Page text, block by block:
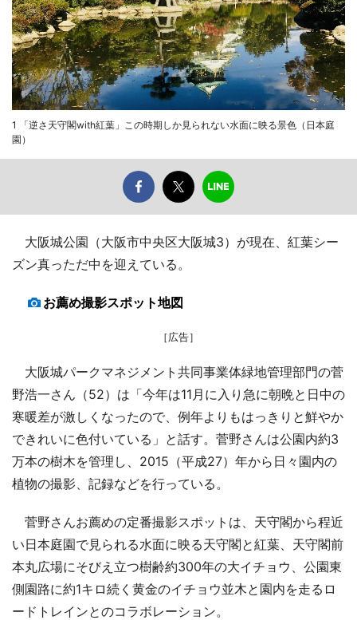
1 「逆さ天守閣with紅葉」この時期しか見られない水面に映る景色（日本庭
園）
大阪城公園（大阪市中央区大阪城3）が現在、紅葉シー
ズン真っただ中を迎えている。
お薦め撮影スポット地図
［広告］
大阪城パークマネジメント共同事業体緑地管理部門の菅
野浩一さん（52）は「今年は11月に入り急に朝晩と日中の
寒暖差が激しくなったので、例年よりもはっきりと鮮やか
できれいに色付いている」と話す。菅野さんは公園内約3
万本の樹木を管理し、2015（平成27）年から日々園内の
植物の撮影、記録などを行っている。
菅野さんお薦めの定番撮影スポットは、天守閣から程近
い日本庭園で見られる水面に映る天守閣と紅葉、天守閣前
本丸広場にそびえ立つ樹齢約300年の大イチョウ、公園東
側園路に約1キロ続く黄金のイチョウ並木と園内を走るロ
ードトレインとのコラボレーション。